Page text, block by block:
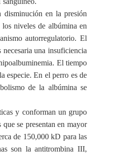
disminución en la presión
niveles de albúmina en
autorregulatorio. El
una insuficiencia
El tiempo
especie. En el perro es de
de la albúmina se
y conforman un grupo
se presentan en mayor
de 150,000 kD para las
son la antitrombina III,